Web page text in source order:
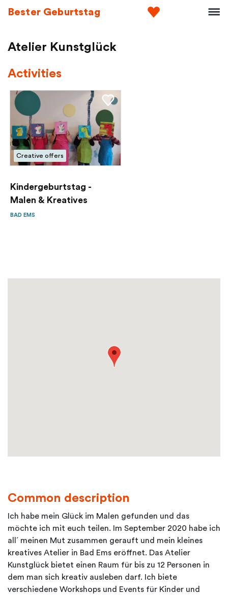
Bester Geburtstag
Atelier Kunstglück
Activities
Creative offers
Kindergeburtstag -
Malen & Kreatives
BAD EMS
Common description
Ich habe mein Glück im Malen gefunden und das
möchte ich mit euch teilen. Im September 2020 habe ich
all´ meinen Mut zusammen gerauft und mein kleines
kreatives Atelier in Bad Ems eröffnet. Das Atelier
Kunstglück bietet einen Raum für bis zu 12 Personen in
dem man sich kreativ ausleben darf. Ich biete
verschiedene Workshops und Events für Kinder und